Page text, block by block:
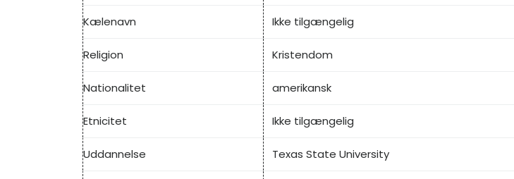
Kælenavn Ikke tilgængelig
Religion Kristendom
Nationalitet amerikansk
Etnicitet Ikke tilgængelig
Uddannelse Texas State University